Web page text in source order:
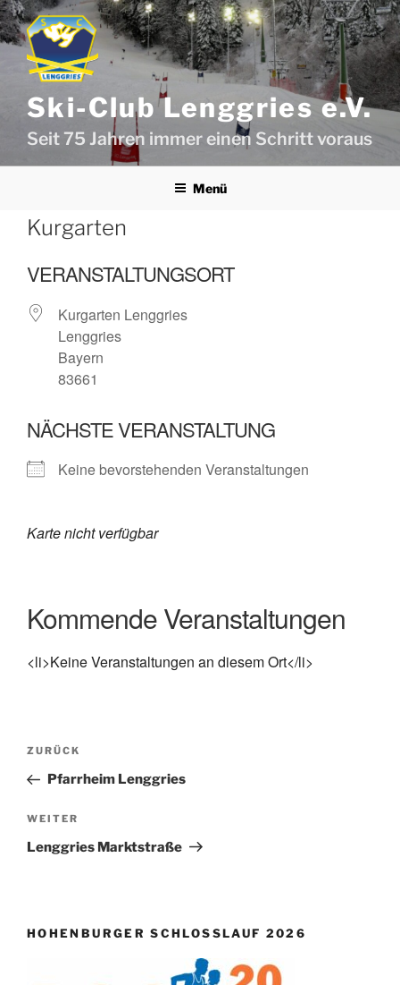
Zum
Inhalt
springen
Ski-Club Lenggries e.V.
Seit 75 Jahren immer einen Schritt voraus
Menü
Kurgarten
VERANSTALTUNGSORT
Kurgarten Lenggries
Lenggries
Bayern
83661
NÄCHSTE VERANSTALTUNG
Keine bevorstehenden Veranstaltungen
Karte nicht verfügbar
Kommende Veranstaltungen
<li>Keine Veranstaltungen an diesem Ort</li>
Beitragsnavigation
Vorheriger
Beitrag
ZURÜCK
Pfarrheim Lenggries
Nächster
Beitrag
WEITER
Lenggries Marktstraße
HOHENBURGER SCHLOSSLAUF 2026